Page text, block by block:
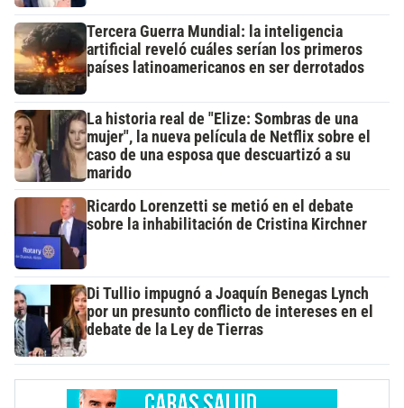
Tercera Guerra Mundial: la inteligencia
artificial reveló cuáles serían los primeros
países latinoamericanos en ser derrotados
La historia real de "Elize: Sombras de una
mujer", la nueva película de Netflix sobre el
caso de una esposa que descuartizó a su
marido
Ricardo Lorenzetti se metió en el debate
sobre la inhabilitación de Cristina Kirchner
Di Tullio impugnó a Joaquín Benegas Lynch
por un presunto conflicto de intereses en el
debate de la Ley de Tierras